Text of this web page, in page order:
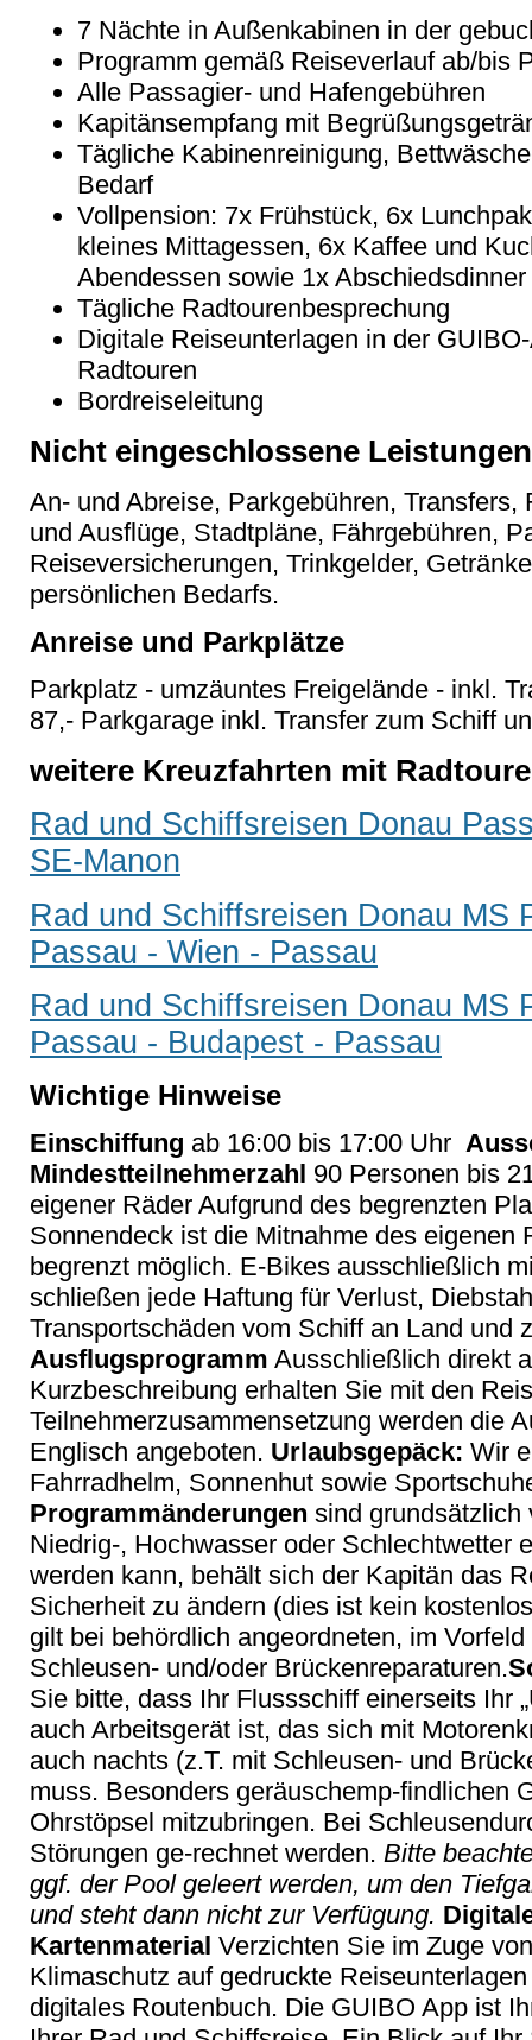
7 Nächte in Außenkabinen in der
Programm gemäß Reiseverlauf ab/bis
Alle Passagier- und Hafengebühren
Kapitänsempfang mit
Tägliche Kabinenreinigung,
Bedarf
Vollpension: 7x Frühstück, 6x
kleines Mittagessen, 6x Kaffee und
Abendessen sowie 1x
Tägliche Radtourenbesprechung
Digitale Reiseunterlagen in der
Radtouren
Bordreiseleitung
Nicht eingeschlossene
An- und Abreise, Parkgebühren, Transfers,
und Ausflüge, Stadtpläne, Fährgebühren,
Reiseversicherungen, Trinkgelder,
persönlichen Bedarfs.
Anreise und Parkplätze
Parkplatz - umzäuntes Freigelände - inkl.
87,- Parkgarage inkl. Transfer zum Schiff
weitere Kreuzfahrten mit
Rad und Schiffsreisen Donau
SE-Manon
Rad und Schiffsreisen Donau MS
Passau - Wien - Passau
Rad und Schiffsreisen Donau MS
Passau - Budapest - Passau
Wichtige Hinweise
Einschiffung ab 16:00 bis 17:00 Uhr
Mindestteilnehmerzahl 90 Personen bis
eigener Räder Aufgrund des begrenzten
Sonnendeck ist die Mitnahme des eigenen
begrenzt möglich. E-Bikes ausschließlich
schließen jede Haftung für Verlust,
Transportschäden vom Schiff an Land und
Ausflugsprogramm Ausschließlich direkt
Kurzbeschreibung erhalten Sie mit den
Teilnehmerzusammensetzung werden die
Englisch angeboten. Urlaubsgepäck: Wir
Fahrradhelm, Sonnenhut sowie
Programmänderungen sind grundsätzlich
Niedrig-, Hochwasser oder Schlechtwetter
werden kann, behält sich der Kapitän das
Sicherheit zu ändern (dies ist kein
gilt bei behördlich angeordneten, im
Schleusen- und/oder Brückenreparaturen.
Sie bitte, dass Ihr Flussschiff einerseits Ihr
auch Arbeitsgerät ist, das sich mit
auch nachts (z.T. mit Schleusen- und
muss. Besonders geräuschemp-findlichen
Ohrstöpsel mitzubringen. Bei
Störungen ge-rechnet werden. Bitte
ggf. der Pool geleert werden, um den
und steht dann nicht zur Verfügung.
Kartenmaterial Verzichten Sie im Zuge
Klimaschutz auf gedruckte
digitales Routenbuch. Die GUIBO App ist